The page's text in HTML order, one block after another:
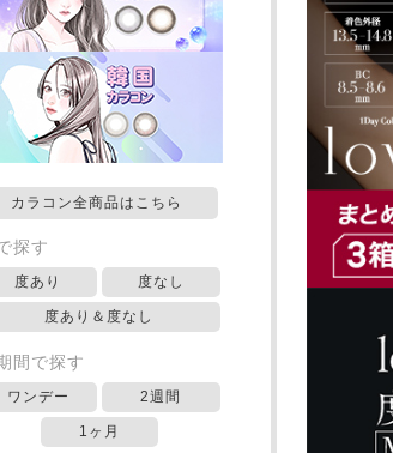
カラコン全商品はこちら
探す
度あり 度なし
度あり＆度なし
間で探す
ワンデー 2週間
1ヶ月